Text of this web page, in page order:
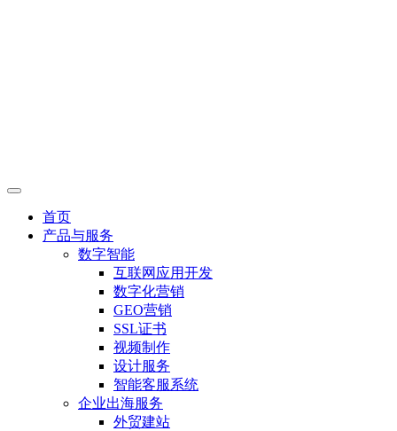
首页
产品与服务
数字智能
互联网应用开发
数字化营销
GEO营销
SSL证书
视频制作
设计服务
智能客服系统
企业出海服务
外贸建站